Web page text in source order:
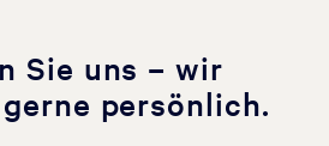
Sie uns – wir
persönlich.